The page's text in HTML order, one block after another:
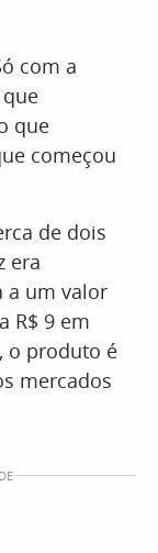
com a
que
começou
de dois
era
a um valor
R$ 9 em
o produto é
mercados